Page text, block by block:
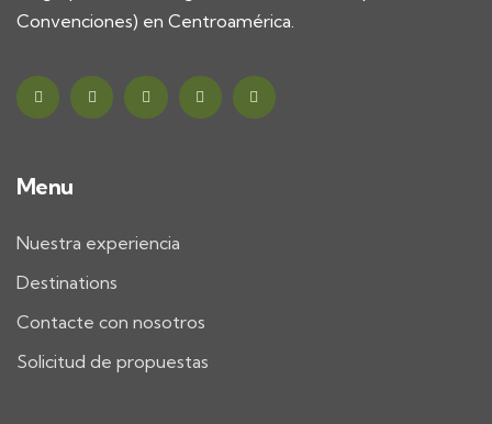
Convenciones) en Centroamérica.
Menu
Nuestra experiencia
Destinations
Contacte con nosotros
Solicitud de propuestas